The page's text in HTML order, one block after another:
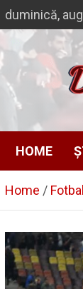
Skip
to
content
duminică,
Si doar …
HOME
Home Fotbal